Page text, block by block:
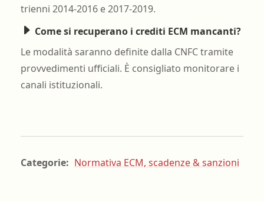
trienni 2014-2016 e 2017-2019.
Come si recuperano i crediti ECM mancanti?
Le modalità saranno definite dalla CNFC tramite
provvedimenti ufficiali. È consigliato monitorare i
canali istituzionali.
Categorie: Normativa ECM, scadenze & sanzioni